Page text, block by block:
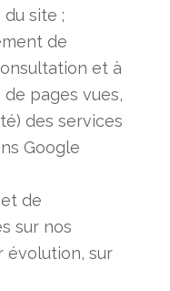
site ;
de
et à
de pages vues,
des services
Google
et de
sur nos
évolution, sur